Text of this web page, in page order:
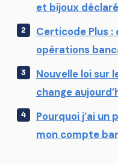
et bijoux
Certicode Plus
opérations
Nouvelle loi sur
change
Pourquoi j’ai un
mon compte